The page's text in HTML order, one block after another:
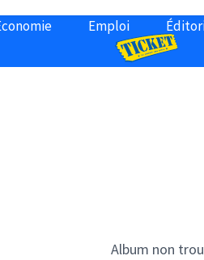
Emploi
Album non